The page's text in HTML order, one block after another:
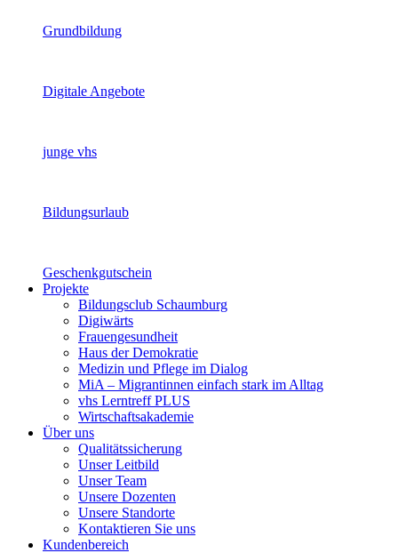
Grundbildung
Digitale Angebote
junge vhs
Bildungsurlaub
Geschenkgutschein
Projekte
Bildungsclub Schaumburg
Digiwärts
Frauengesundheit
Haus der Demokratie
Medizin und Pflege im Dialog
MiA – Migrantinnen einfach stark im Alltag
vhs Lerntreff PLUS
Wirtschaftsakademie
Über uns
Qualitätssicherung
Unser Leitbild
Unser Team
Unsere Dozenten
Unsere Standorte
Kontaktieren Sie uns
Kundenbereich